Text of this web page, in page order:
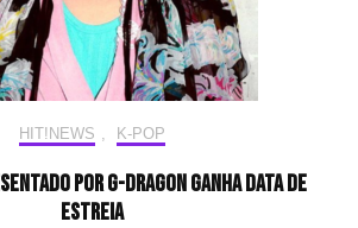
HIT!NEWS K-POP
por G-Dragon ganha data de
estreia